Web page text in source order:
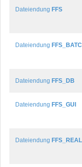
Dateiendung FFS
Dateiendung
Dateiendung FFS_DB
Dateiendung FFS_GUI
Dateiendung FFS_REAL